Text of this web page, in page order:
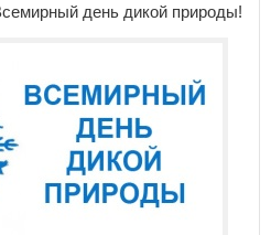
день дикой природы!